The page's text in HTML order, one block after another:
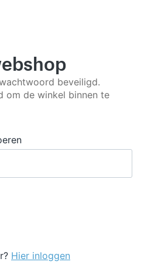
beveiligd.
om de winkel binnen te
Hier inloggen